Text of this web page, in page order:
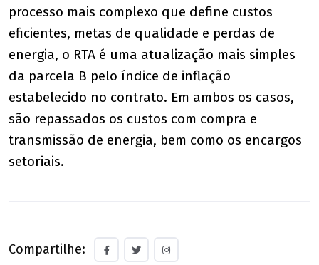
processo mais complexo que define custos
eficientes, metas de qualidade e perdas de
energia, o RTA é uma atualização mais simples
da parcela B pelo índice de inflação
estabelecido no contrato. Em ambos os casos,
são repassados os custos com compra e
transmissão de energia, bem como os encargos
setoriais.
Compartilhe: